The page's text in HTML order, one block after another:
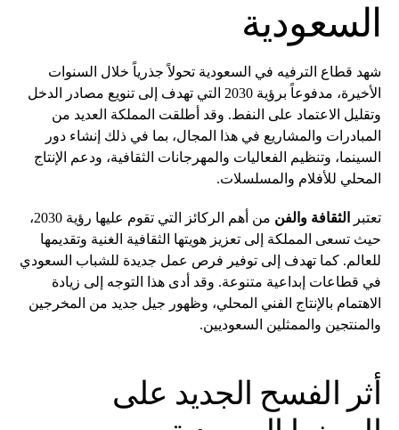
السعودية
شهد قطاع الترفيه في السعودية تحولاً جذرياً خلال السنوات
الأخيرة، مدفوعاً برؤية 2030 التي تهدف إلى تنويع مصادر الدخل
وتقليل الاعتماد على النفط. وقد أطلقت المملكة العديد من
المبادرات والمشاريع في هذا المجال، بما في ذلك إنشاء دور
السينما، وتنظيم الفعاليات والمهرجانات الثقافية، ودعم الإنتاج
المحلي للأفلام والمسلسلات.
تعتبر الثقافة والفن
من أهم الركائز التي تقوم عليها رؤية 2030،
حيث تسعى المملكة إلى تعزيز هويتها الثقافية الغنية وتقديمها
للعالم. كما تهدف إلى توفير فرص عمل جديدة للشباب السعودي
في قطاعات إبداعية متنوعة. وقد أدى هذا التوجه إلى زيادة
الاهتمام بالإنتاج الفني المحلي، وظهور جيل جديد من المخرجين
والمنتجين والممثلين السعوديين.
أثر الفسح الجديد على